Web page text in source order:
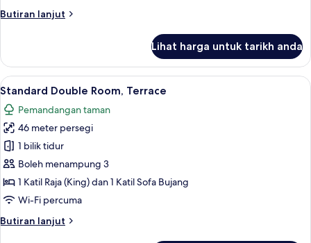
Butiran lanjut
Butiran
Double
Room
(Unique)
Lihat harga untuk tarikh anda
Lihat
semua
foto
untuk
Standard
Double
Room,
Terrace
Peralatan tempat tidur premium,
6
Standard Double Room, Terrace
Pemandangan taman
46 meter persegi
1 bilik tidur
Boleh menampung 3
1 Katil Raja (King) dan 1 Katil Sofa Bujang
Wi-Fi percuma
Butiran lanjut
Butiran